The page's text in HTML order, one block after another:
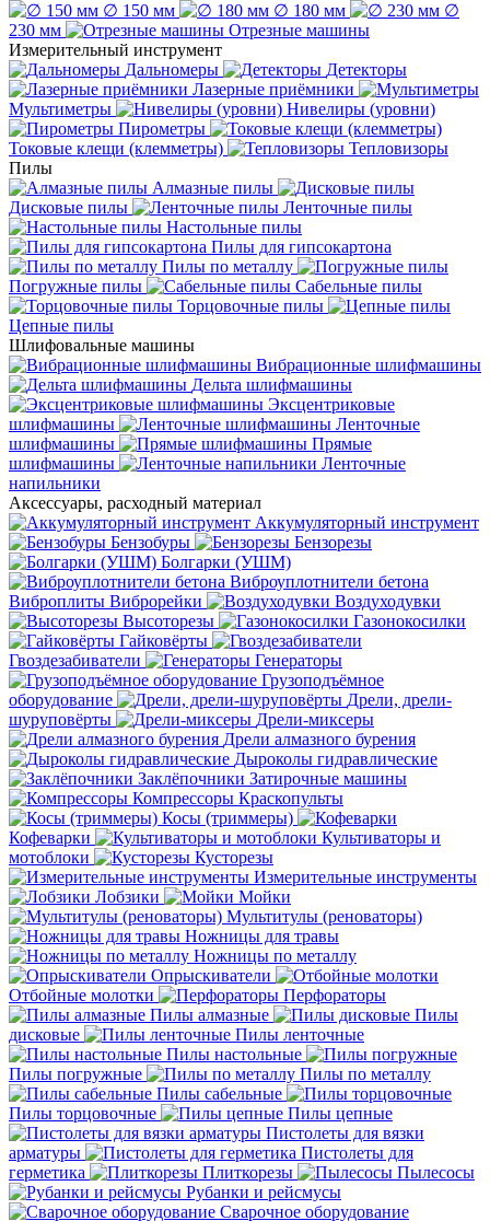
∅ 150 мм
∅ 180 мм
∅
230 мм
Отрезные машины
Измерительный инструмент
Дальномеры
Детекторы
Лазерные приёмники
Мультиметры
Нивелиры (уровни)
Пирометры
Токовые клещи (клемметры)
Тепловизоры
Пилы
Алмазные пилы
Дисковые пилы
Ленточные пилы
Настольные пилы
Пилы для гипсокартона
Пилы по металлу
Погружные пилы
Сабельные пилы
Торцовочные пилы
Цепные пилы
Шлифовальные машины
Вибрационные шлифмашины
Дельта шлифмашины
Эксцентриковые
шлифмашины
Ленточные
шлифмашины
Прямые
шлифмашины
Ленточные
напильники
Аксессуары, расходный материал
Аккумуляторный инструмент
Бензобуры
Бензорезы
Болгарки (УШМ)
Виброуплотнители бетона
Виброплиты Виброрейки
Воздуходувки
Высоторезы
Газонокосилки
Гайковёрты
Гвоздезабиватели
Генераторы
Грузоподъёмное
оборудование
Дрели, дрели-
шуруповёрты
Дрели-миксеры
Дрели алмазного бурения
Дыроколы гидравлические
Заклёпочники Затирочные машины
Компрессоры Краскопульты
Косы (триммеры)
Кофеварки
Культиваторы и
мотоблоки
Кусторезы
Измерительные инструменты
Лобзики
Мойки
Мультитулы (реноваторы)
Ножницы для травы
Ножницы по металлу
Опрыскиватели
Отбойные молотки
Перфораторы
Пилы алмазные
Пилы
дисковые
Пилы ленточные
Пилы настольные
Пилы погружные
Пилы по металлу
Пилы сабельные
Пилы торцовочные
Пилы цепные
Пистолеты для вязки
арматуры
Пистолеты для
герметика
Плиткорезы
Пылесосы
Рубанки и рейсмусы
Сварочное оборудование